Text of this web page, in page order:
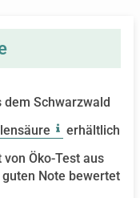
dem Schwarzwald
erhältlich
Öko-Test aus
Note bewertet